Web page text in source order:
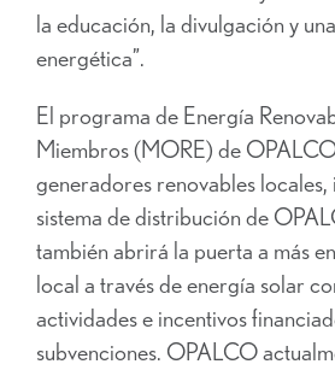
la educación, la divulgación y
energética”.
El programa de Energía
Miembros (MORE) de
generadores renovables
sistema de distribución de
también abrirá la puerta a más
local a través de energía solar
actividades e incentivos
subvenciones. OPALCO